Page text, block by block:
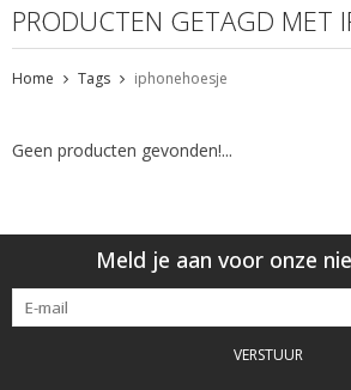
PRODUCTEN GETAGD MET
Home Tags iphonehoesje
Geen producten gevonden!...
Meld je aan voor onze
VERSTUUR